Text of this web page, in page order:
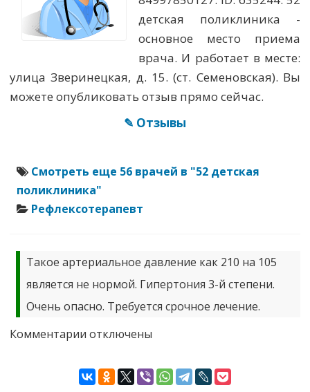
детская поликлиника -
основное место приема
врача. И работает в месте:
улица Зверинецкая, д. 15. (ст. Семеновская). Вы
можете опубликовать отзыв прямо сейчас.
✎ Отзывы
Смотреть еще 56 врачей в "52 детская
поликлиника"
Рефлексотерапевт
Такое артериальное давление как 210 на 105
является не нормой. Гипертония 3-й степени.
Очень опасно. Требуется срочное лечение.
Комментарии к
Виктор
Васильевич
отключены